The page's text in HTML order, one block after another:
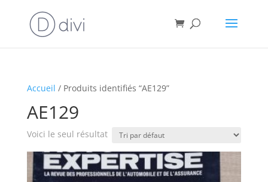
Accueil / Produits identifiés “AE129”
AE129
Voici le seul résultat